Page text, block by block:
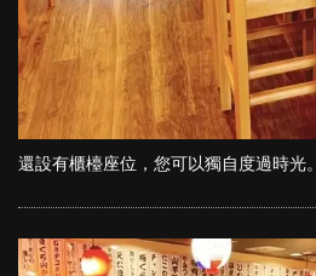
還設有櫃檯座位，您可以獨自度過時光。